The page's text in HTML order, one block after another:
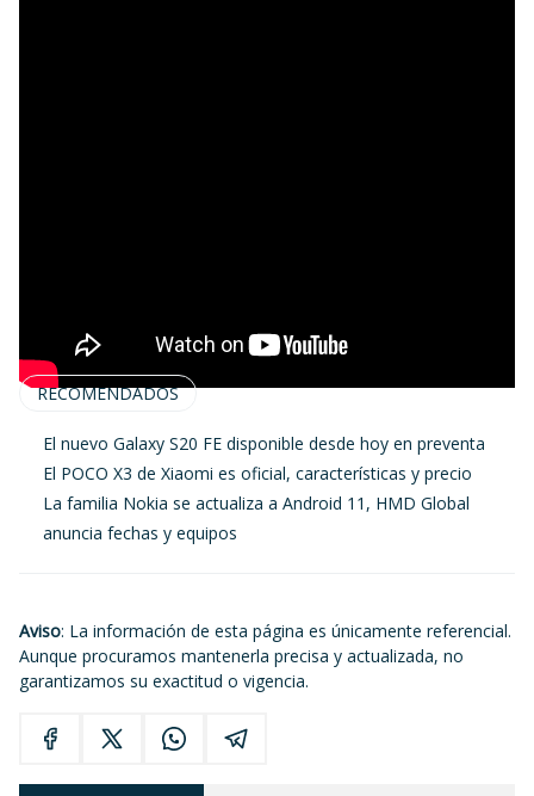
RECOMENDADOS
El nuevo Galaxy S20 FE disponible desde hoy en preventa
El POCO X3 de Xiaomi es oficial, características y precio
La familia Nokia se actualiza a Android 11, HMD Global
anuncia fechas y equipos
Aviso: La información de esta página es únicamente referencial.
Aunque procuramos mantenerla precisa y actualizada, no
garantizamos su exactitud o vigencia.